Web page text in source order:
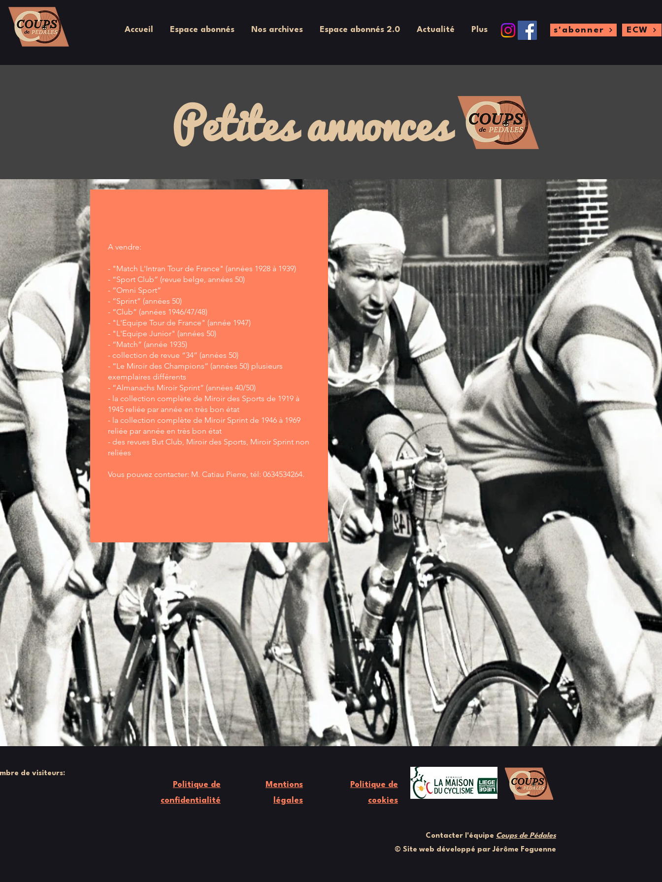
Accueil Espace abonnés Nos archives Espace abonnés 2.0 Actualité Plus s'abonner ECW
Petites annonces
A vendre:
- "Match L'Intran Tour de France" (années 1928 à 1939)
- “Sport Club” (revue belge, années 50)
- “Omni Sport”
- “Sprint” (années 50)
- “Club” (années 1946/47/48)
- "L'Equipe Tour de France" (année 1947)
- "L'Equipe Junior" (années 50)
- “Match” (année 1935)
- collection de revue “34” (années 50)
- “Le Miroir des Champions” (années 50) plusieurs
exemplaires différents
- “Almanachs Miroir Sprint” (années 40/50)
- la collection complète de Miroir des Sports de 1919 à
1945 reliée par année en très bon état
- la collection complète de Miroir Sprint de 1946 à 1969
reliée par année en très bon état
- des revues But Club, Miroir des Sports, Miroir Sprint non
reliées
Vous pouvez contacter: M. Catiau Pierre, tél: 0634534264.
de visiteurs:
Politique de
confidentialité
Mentions
légales
Politique de
cookies
Contacter l'équipe Coups de Pédales
© Site web développé par Jérôme Foguenne